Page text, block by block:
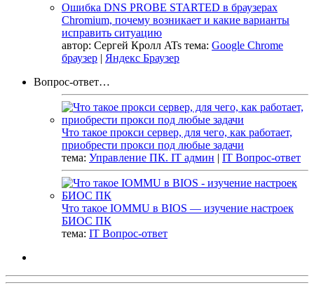
Ошибка DNS PROBE STARTED в браузерах
Chromium, почему возникает и какие варианты
исправить ситуацию
автор: Сергей Кролл ATs тема: Google Chrome
браузер | Яндекс Браузер
Вопрос-ответ…
Что такое прокси сервер, для чего, как работает,
приобрести прокси под любые задачи
тема: Управление ПК. IT админ | IT Вопрос-ответ
Что такое IOMMU в BIOS — изучение настроек
БИОС ПК
тема: IT Вопрос-ответ